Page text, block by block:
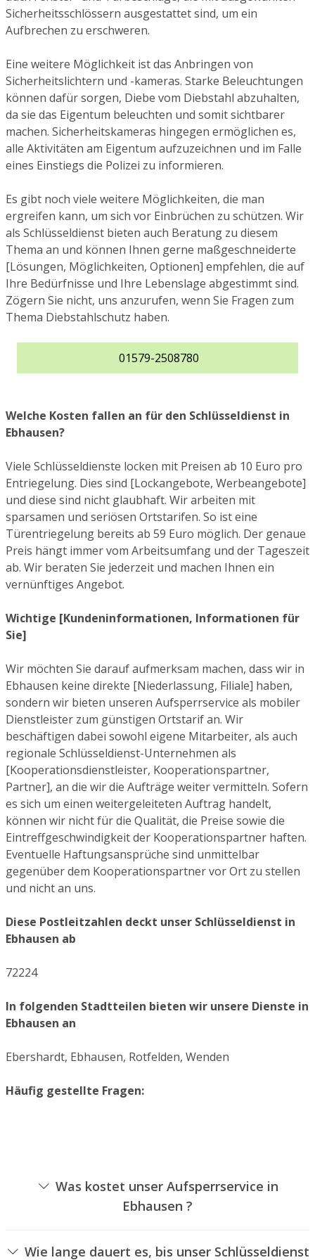
Sicherheitsschlössern ausgestattet sind, um ein
Aufbrechen zu erschweren.
Eine weitere Möglichkeit ist das Anbringen von
Sicherheitslichtern und -kameras. Starke Beleuchtungen
können dafür sorgen, Diebe vom Diebstahl abzuhalten,
da sie das Eigentum beleuchten und somit sichtbarer
machen. Sicherheitskameras hingegen ermöglichen es,
alle Aktivitäten am Eigentum aufzuzeichnen und im Falle
eines Einstiegs die Polizei zu informieren.
Es gibt noch viele weitere Möglichkeiten, die man
ergreifen kann, um sich vor Einbrüchen zu schützen. Wir
als Schlüsseldienst bieten auch Beratung zu diesem
Thema an und können Ihnen gerne maßgeschneiderte
[Lösungen, Möglichkeiten, Optionen] empfehlen, die auf
Ihre Bedürfnisse und Ihre Lebenslage abgestimmt sind.
Zögern Sie nicht, uns anzurufen, wenn Sie Fragen zum
Thema Diebstahlschutz haben.
01579-2508780
Welche Kosten fallen an für den Schlüsseldienst in
Ebhausen?
Viele Schlüsseldienste locken mit Preisen ab 10 Euro pro
Entriegelung. Dies sind [Lockangebote, Werbeangebote]
und diese sind nicht glaubhaft. Wir arbeiten mit
sparsamen und seriösen Ortstarifen. So ist eine
Türentriegelung bereits ab 59 Euro möglich. Der genaue
Preis hängt immer vom Arbeitsumfang und der Tageszeit
ab. Wir beraten Sie jederzeit und machen Ihnen ein
vernünftiges Angebot.
Wichtige [Kundeninformationen, Informationen für
Sie]
Wir möchten Sie darauf aufmerksam machen, dass wir in
Ebhausen keine direkte [Niederlassung, Filiale] haben,
sondern wir bieten unseren Aufsperrservice als mobiler
Dienstleister zum günstigen Ortstarif an. Wir
beschäftigen dabei sowohl eigene Mitarbeiter, als auch
regionale Schlüsseldienst-Unternehmen als
[Kooperationsdienstleister, Kooperationspartner,
Partner], an die wir die Aufträge weiter vermitteln. Sofern
es sich um einen weitergeleiteten Auftrag handelt,
können wir nicht für die Qualität, die Preise sowie die
Eintreffgeschwindigkeit der Kooperationspartner haften.
Eventuelle Haftungsansprüche sind unmittelbar
gegenüber dem Kooperationspartner vor Ort zu stellen
und nicht an uns.
Diese Postleitzahlen deckt unser Schlüsseldienst in
Ebhausen ab
72224
In folgenden Stadtteilen bieten wir unsere Dienste in
Ebhausen an
Ebershardt, Ebhausen, Rotfelden, Wenden
Häufig gestellte Fragen:
Was kostet unser Aufsperrservice in
Ebhausen ?
unterschiedlichen Faktoren ab, wie zum Beispiel der
Wie lange dauert es, bis unser Schlüsseldienst